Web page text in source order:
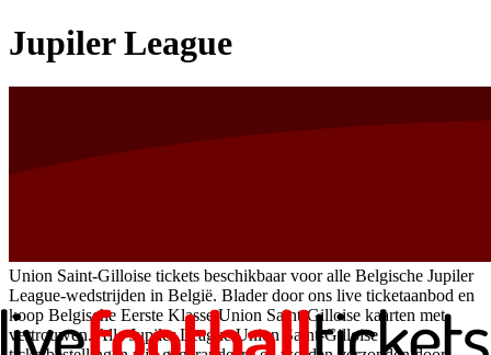
Jupiler League
Union Saint-Gilloise tickets beschikbaar voor alle Belgische Jupiler
League-wedstrijden in België. Blader door ons live ticketaanbod en
koop Belgische Eerste Klasse Union Saint-Gilloise kaarten met
vertrouwen. Alle Jupiler League Union Saint-Gilloise